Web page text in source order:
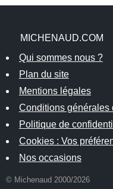
MICHENAUD.COM
Qui sommes nous ?
Plan du site
Mentions légales
Conditions générales
Politique de
Cookies : Vos
Nos occasions
© Michenaud 2000/2026